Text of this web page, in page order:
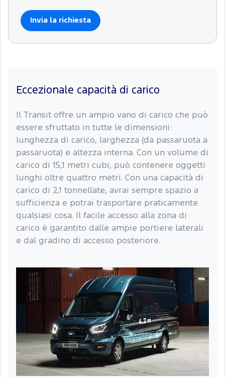
Eccezionale capacità di carico
Il Transit offre un ampio vano di carico che può
essere sfruttato in tutte le dimensioni:
lunghezza di carico, larghezza (da passaruota a
passaruota) e altezza interna. Con un volume di
carico di 15,1 metri cubi, può contenere oggetti
lunghi oltre quattro metri. Con una capacità di
carico di 2,1 tonnellate, avrai sempre spazio a
sufficienza e potrai trasportare praticamente
qualsiasi cosa. Il facile accesso alla zona di
carico è garantito dalle ampie portiere laterali
e dal gradino di accesso posteriore.